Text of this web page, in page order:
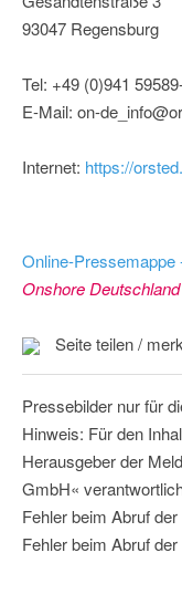
93047 Regensburg
Tel: +49 (0)941
E-Mail: on-
Internet: https://
Online-Pressemappe
Onshore
Seite teilen /
Pressebilder nur für
Hinweis: Für den
Herausgeber der
GmbH«
Fehler beim Abruf
Fehler beim Abruf